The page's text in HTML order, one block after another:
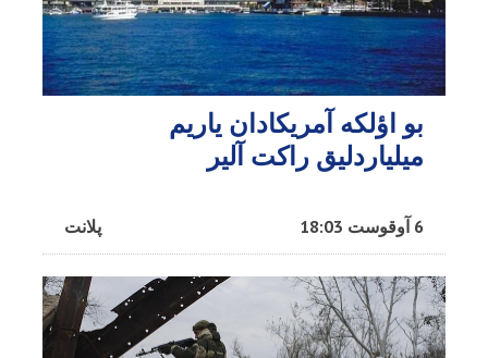
بو اؤلکه آمریکادان یاریم
میلیاردلیق راکت آلیر
پلانت 6 آوقوست 18:03